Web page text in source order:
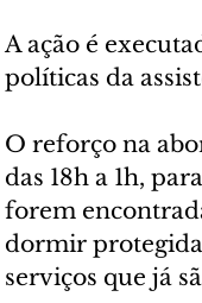
A ação é
políticas da
O reforço na
das 18h a 1h,
forem
dormir
serviços que já